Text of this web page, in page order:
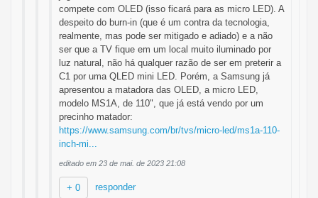
compete com OLED (isso ficará para as micro LED). A
despeito do burn-in (que é um contra da tecnologia,
realmente, mas pode ser mitigado e adiado) e a não
ser que a TV fique em um local muito iluminado por
luz natural, não há qualquer razão de ser em preterir a
C1 por uma QLED mini LED. Porém, a Samsung já
apresentou a matadora das OLED, a micro LED,
modelo MS1A, de 110", que já está vendo por um
precinho matador:
https://www.samsung.com/br/tvs/micro-led/ms1a-110-
inch-mi...
editado em 23 de mai. de 2023 21:08
+ 0 responder